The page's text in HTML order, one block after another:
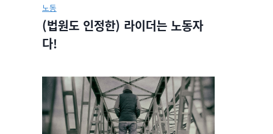
노동
(법원도 인정한) 라이더는 노동자
다!